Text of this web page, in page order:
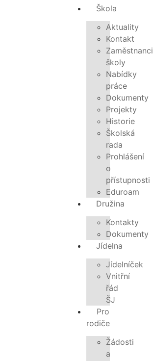
Škola
Aktuality
Kontakt
Zaměstnanci
školy
Nabídky
práce
Dokumenty
Projekty
Historie
Školská
rada
Prohlášení
o
přístupnosti
Eduroam
Družina
Kontakty
Dokumenty
Jídelna
Jídelníček
Vnitřní
řád
ŠJ
Pro
rodiče
Žádosti
a